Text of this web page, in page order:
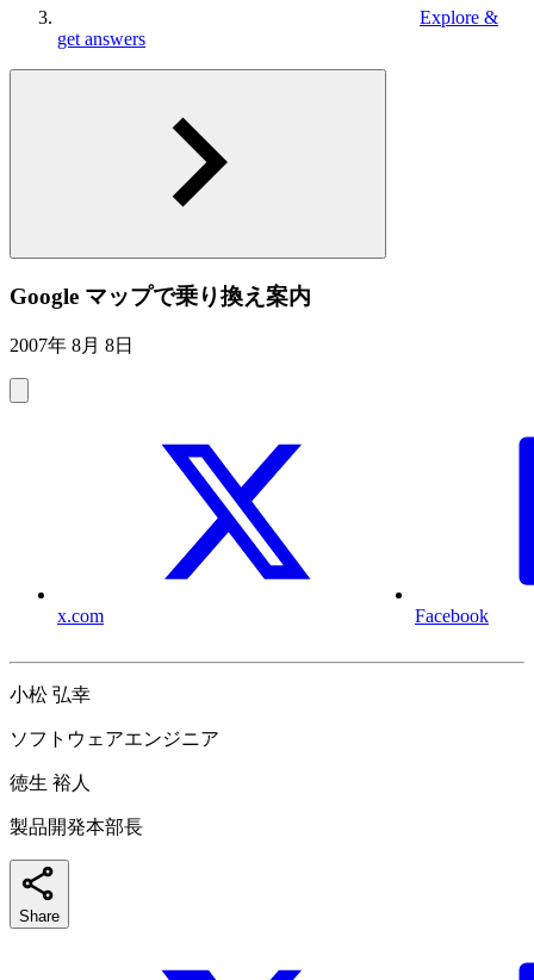
Explore &
get answers
Google マップで乗り換え案内
2007年 8月 8日
x.com Facebook
小松 弘幸
ソフトウェアエンジニア
徳生 裕人
製品開発本部長
Share